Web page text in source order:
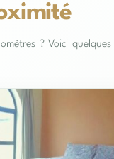
? Voici